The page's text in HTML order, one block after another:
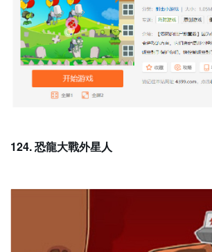
124. 恐龍大戰外星人